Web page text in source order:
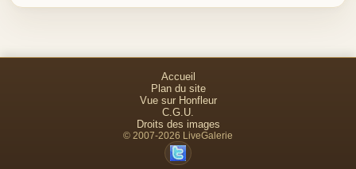
Accueil
Plan du site
Vue sur Honfleur
C.G.U.
Droits des images
© 2007-2026 LiveGalerie